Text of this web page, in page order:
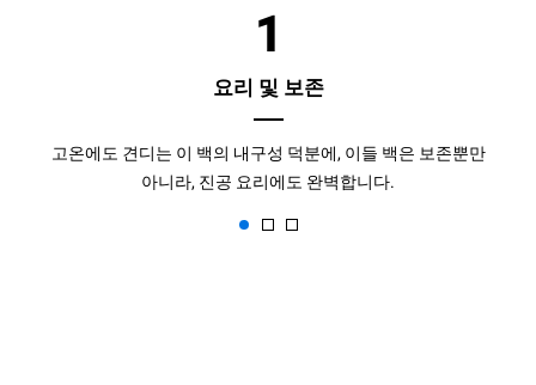
1
요리 및 보존
고온에도 견디는 이 백의 내구성 덕분에, 이들 백은 보존뿐만
아니라, 진공 요리에도 완벽합니다.